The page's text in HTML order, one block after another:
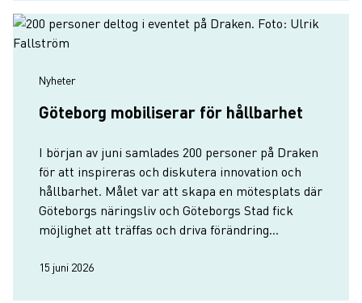
Nyheter
Göteborg mobiliserar för hållbarhet
I början av juni samlades 200 personer på Draken
för att inspireras och diskutera innovation och
hållbarhet. Målet var att skapa en mötesplats där
Göteborgs näringsliv och Göteborgs Stad fick
möjlighet att träffas och driva förändring
15 juni 2026